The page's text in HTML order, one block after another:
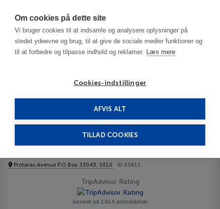
Om cookies på dette site
Vi bruger cookies til at indsamle og analysere oplysninger på
stedet ydeevne og brug, til at give de sociale medier funktioner og
til at forbedre og tilpasse indhold og reklamer. Læs mere
Cookies-indstillinger
AFVIS ALT
TILLAD COOKIES
Protaras
Sunrise Gardens Lejligheder
Protaras Avenue P.O.Box 33043, 5310 ID 65811
TripAdvisor Rating
baseret på 1414 anmeldelser